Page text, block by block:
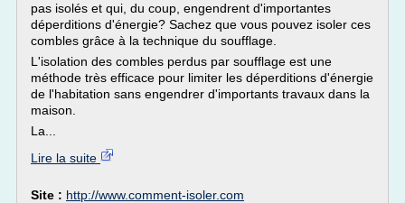
pas isolés et qui, du coup, engendrent d'importantes
déperditions d'énergie? Sachez que vous pouvez isoler ces
combles grâce à la technique du soufflage.
L'isolation des combles perdus par soufflage est une
méthode très efficace pour limiter les déperditions d'énergie
de l'habitation sans engendrer d'importants travaux dans la
maison.
La...
Lire la suite
Site : http://www.comment-isoler.com